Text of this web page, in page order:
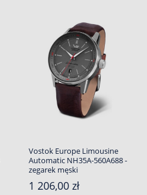
Vostok Europe Limousine
Automatic NH35A-560A688 -
zegarek męski
1 206,00 zł